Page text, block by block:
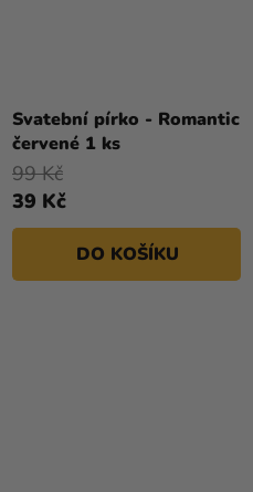
Svatební pírko - Romantic
červené 1 ks
39 Kč
99 Kč
DO KOŠÍKU